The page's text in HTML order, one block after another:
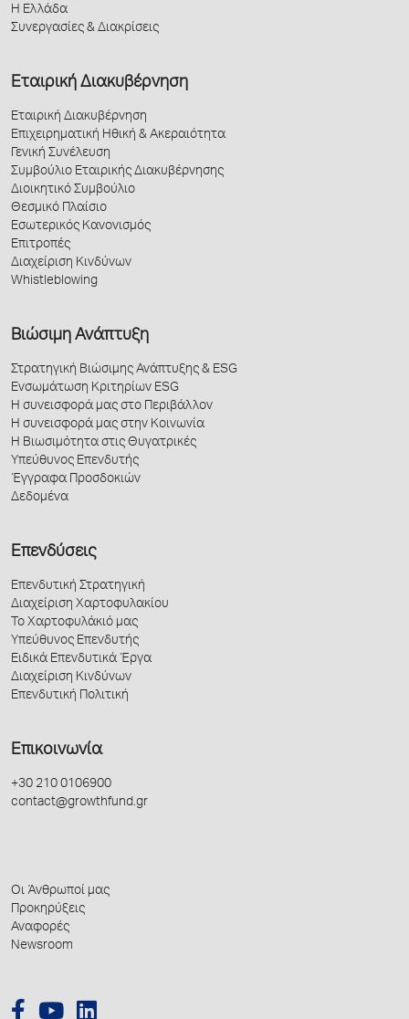
Η Ελλάδα
Συνεργασίες & Διακρίσεις
Εταιρική Διακυβέρνηση
Εταιρική Διακυβέρνηση
Επιχειρηματική Ηθική & Ακεραιότητα
Γενική Συνέλευση
Συμβούλιο Εταιρικής Διακυβέρνησης
Διοικητικό Συμβούλιο
Θεσμικό Πλαίσιο
Εσωτερικός Κανονισμός
Επιτροπές
Διαχείριση Κινδύνων
Whistleblowing
Βιώσιμη Ανάπτυξη
Στρατηγική Βιώσιμης Ανάπτυξης & ESG
Ενσωμάτωση Κριτηρίων ESG
Η συνεισφορά μας στο Περιβάλλον
Η συνεισφορά μας στην Κοινωνία
Η Βιωσιμότητα στις Θυγατρικές
Υπεύθυνος Επενδυτής
Έγγραφα Προσδοκιών
Δεδομένα
Επενδύσεις
Επενδυτική Στρατηγική
Διαχείριση Χαρτοφυλακίου
Το Χαρτοφυλάκιό μας
Υπεύθυνος Επενδυτής
Ειδικά Επενδυτικά Έργα
Διαχείριση Κινδύνων
Επενδυτική Πολιτική
Επικοινωνία
+30 210 0106900
contact@growthfund.gr
Οι Άνθρωποί μας
Προκηρύξεις
Αναφορές
Newsroom